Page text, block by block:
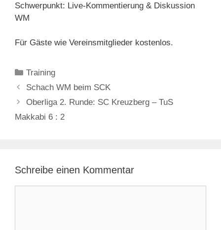
Schwerpunkt: Live-Kommentierung & Diskussion
WM
Für Gäste wie Vereinsmitglieder kostenlos.
Kategorien
Training
Schach WM beim SCK
Oberliga 2. Runde: SC Kreuzberg – TuS
Makkabi 6 : 2
Schreibe einen Kommentar